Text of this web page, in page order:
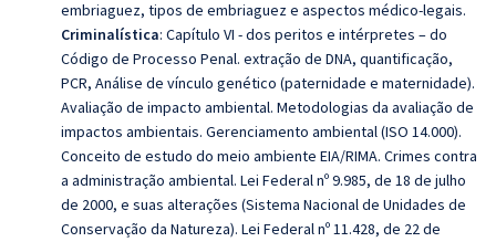
embriaguez, tipos de embriaguez e aspectos médico-legais.
Criminalística: Capítulo VI - dos peritos e intérpretes – do
Código de Processo Penal. extração de DNA, quantificação,
PCR, Análise de vínculo genético (paternidade e maternidade).
Avaliação de impacto ambiental. Metodologias da avaliação de
impactos ambientais. Gerenciamento ambiental (ISO 14.000).
Conceito de estudo do meio ambiente EIA/RIMA. Crimes contra
a administração ambiental. Lei Federal nº 9.985, de 18 de julho
de 2000, e suas alterações (Sistema Nacional de Unidades de
Conservação da Natureza). Lei Federal nº 11.428, de 22 de